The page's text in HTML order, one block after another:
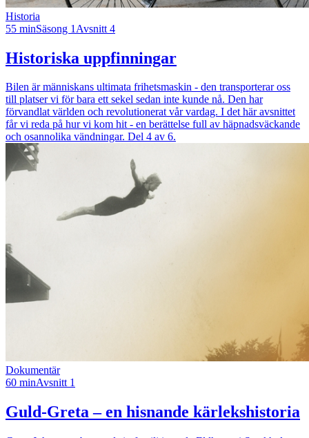
Historia
55 minSäsong 1 Avsnitt 4
Historiska uppfinningar
Bilen är människans ultimata frihetsmaskin - den transporterar oss
till platser vi för bara ett sekel sedan inte kunde nå. Den har
förvandlat världen och revolutionerat vår vardag. I det här avsnittet
får vi reda på hur vi kom hit - en berättelse full av häpnadsväckande
och osannolika vändningar. Del 4 av 6.
Dokumentär
60 minAvsnitt 1
Guld-Greta – en hisnande kärlekshistoria